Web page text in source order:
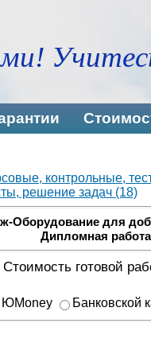
контрольные,
решение задач (18)
Оборудование для
Дипломная
Стоимость готовой
ЮMoney Банковской